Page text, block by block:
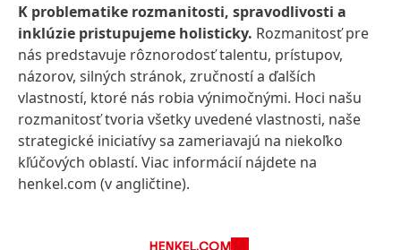
K problematike rozmanitosti, spravodlivosti a
inklúzie pristupujeme holisticky. Rozmanitosť pre
nás predstavuje rôznorodosť talentu, prístupov,
názorov, silných stránok, zručností a ďalších
vlastností, ktoré nás robia výnimočnými. Hoci našu
rozmanitosť tvoria všetky uvedené vlastnosti, naše
strategické iniciatívy sa zameriavajú na niekoľko
kľúčových oblastí. Viac informácií nájdete na
henkel.com (v angličtine).
HENKEL.COM